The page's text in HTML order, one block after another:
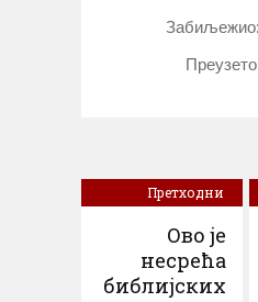
Претходни
Ово је
несрећа
библијских